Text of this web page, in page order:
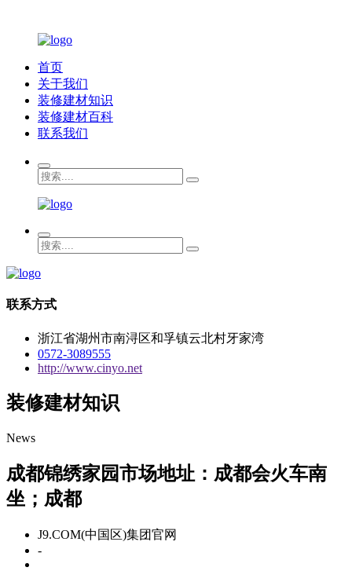
首页
关于我们
装修建材知识
装修建材百科
联系我们
联系方式
浙江省湖州市南浔区和孚镇云北村牙家湾
0572-3089555
http://www.cinyo.net
装修建材知识
News
成都锦绣家园市场地址：成都会火车南
坐；成都
J9.COM(中国区)集团官网
-